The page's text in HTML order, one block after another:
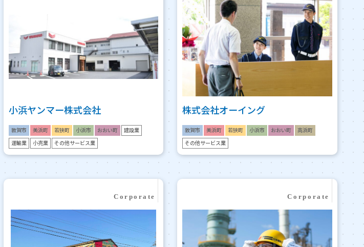
小浜ヤンマー株式会社
敦賀市 美浜町 若狭町 小浜市 おおい町 建設業
運輸業 小売業 その他サービス業
株式会社オーイング
敦賀市 美浜町 若狭町 小浜市 おおい町 高浜町
その他サービス業